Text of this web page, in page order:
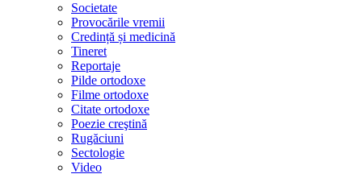
Societate
Provocările vremii
Credință și medicină
Tineret
Reportaje
Pilde ortodoxe
Filme ortodoxe
Citate ortodoxe
Poezie creştină
Rugăciuni
Sectologie
Video